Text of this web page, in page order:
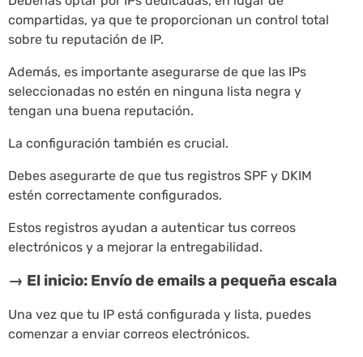
compartidas, ya que te proporcionan un control total
sobre tu reputación de IP.
Además, es importante asegurarse de que las IPs
seleccionadas no estén en ninguna lista negra y
tengan una buena reputación.
La configuración también es crucial.
Debes asegurarte de que tus registros SPF y DKIM
estén correctamente configurados.
Estos registros ayudan a autenticar tus correos
electrónicos y a mejorar la entregabilidad.
→ El inicio: Envío de emails a pequeña escala
Una vez que tu IP está configurada y lista, puedes
comenzar a enviar correos electrónicos.